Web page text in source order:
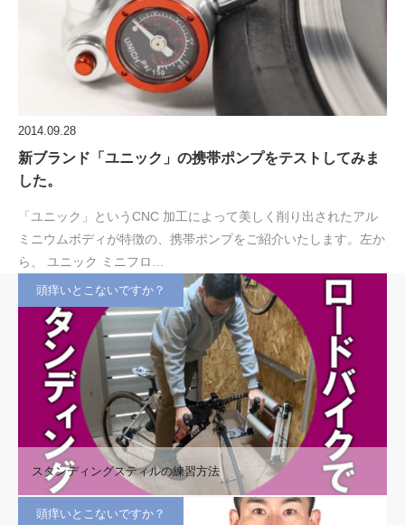
2014.09.28
新ブランド「ユニック」の携帯ポンプをテストしてみま
した。
「ユニック」というCNC 加工によって美しく削り出されたアル
ミニウムボディが特徴の、携帯ポンプをご紹介いたします。左か
ら、 ユニック ミニフロ…
頭痒いとこないですか？
スタンディングスティルの練習方法
頭痒いとこないですか？